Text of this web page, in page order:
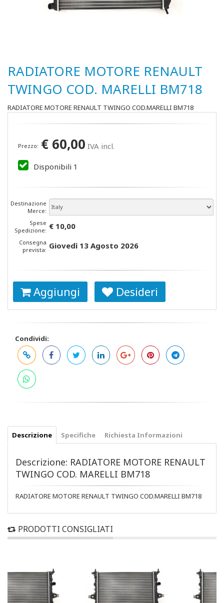
RADIATORE MOTORE RENAULT
TWINGO COD. MARELLI BM718
RADIATORE MOTORE RENAULT TWINGO COD.MARELLI BM718
Prezzo: € 60,00 IVA incl.
Disponibili 1
Destinazione
Merce:
Spese
Spedizione: € 10,00
Consegna
prevista: Giovedì 13 Agosto 2026
Aggiungi Desideri
Condividi:
Descrizione Specifiche Richiesta Informazioni
Descrizione: RADIATORE MOTORE RENAULT
TWINGO COD. MARELLI BM718
RADIATORE MOTORE RENAULT TWINGO COD.MARELLI BM718
PRODOTTI CONSIGLIATI